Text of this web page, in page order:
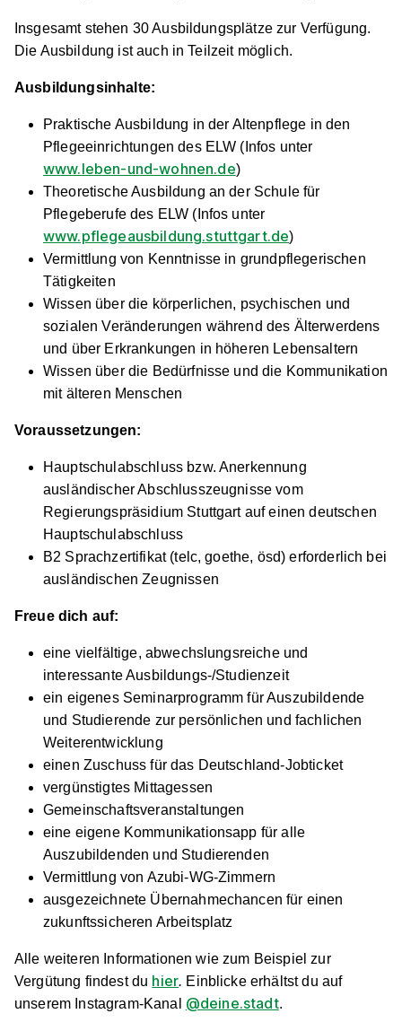
Insgesamt stehen 30 Ausbildungsplätze zur Verfügung.
Die Ausbildung ist auch in Teilzeit möglich.
Ausbildungsinhalte:
Praktische Ausbildung in der Altenpflege in den
Pflegeeinrichtungen des ELW (Infos unter
www.leben-und-wohnen.de)
Theoretische Ausbildung an der Schule für
Pflegeberufe des ELW (Infos unter
www.pflegeausbildung.stuttgart.de)
Vermittlung von Kenntnisse in grundpflegerischen
Tätigkeiten
Wissen über die körperlichen, psychischen und
sozialen Veränderungen während des Älterwerdens
und über Erkrankungen in höheren Lebensaltern
Wissen über die Bedürfnisse und die Kommunikation
mit älteren Menschen
Voraussetzungen:
Hauptschulabschluss bzw. Anerkennung
ausländischer Abschlusszeugnisse vom
Regierungspräsidium Stuttgart auf einen deutschen
Hauptschulabschluss
B2 Sprachzertifikat (telc, goethe, ösd) erforderlich bei
ausländischen Zeugnissen
Freue dich auf:
eine vielfältige, abwechslungsreiche und
interessante Ausbildungs-/Studienzeit
ein eigenes Seminarprogramm für Auszubildende
und Studierende zur persönlichen und fachlichen
Weiterentwicklung
einen Zuschuss für das Deutschland-Jobticket
vergünstigtes Mittagessen
Gemeinschaftsveranstaltungen
eine eigene Kommunikationsapp für alle
Auszubildenden und Studierenden
Vermittlung von Azubi-WG-Zimmern
ausgezeichnete Übernahmechancen für einen
zukunftssicheren Arbeitsplatz
Alle weiteren Informationen wie zum Beispiel zur
Vergütung findest du hier. Einblicke erhältst du auf
unserem Instagram-Kanal
@deine.stadt.